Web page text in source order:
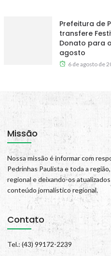
Prefeitura de
transfere
Donato para
agosto
6 de agosto de
Missão
Nossa missão é informar com
Pedrinhas Paulista e toda a
regional e deixando-os
conteúdo jornalístico regional.
Contato
Tel.: (43) 99172-2239